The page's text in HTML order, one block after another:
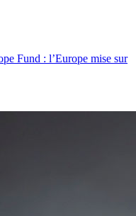
Fund : l’Europe mise sur